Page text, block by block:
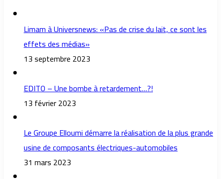
Limam à Universnews: «Pas de crise du lait, ce sont les
effets des médias»
13 septembre 2023
EDITO – Une bombe à retardement…?!
13 février 2023
Le Groupe Elloumi démarre la réalisation de la plus grande
usine de composants électriques-automobiles
31 mars 2023